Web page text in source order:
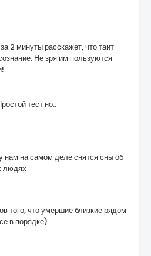
2 минуты расскажет, что таит
Не зря им пользуются
тест но..
нам на самом деле снятся сны об
людях
того, что умершие близкие рядом
в порядке)